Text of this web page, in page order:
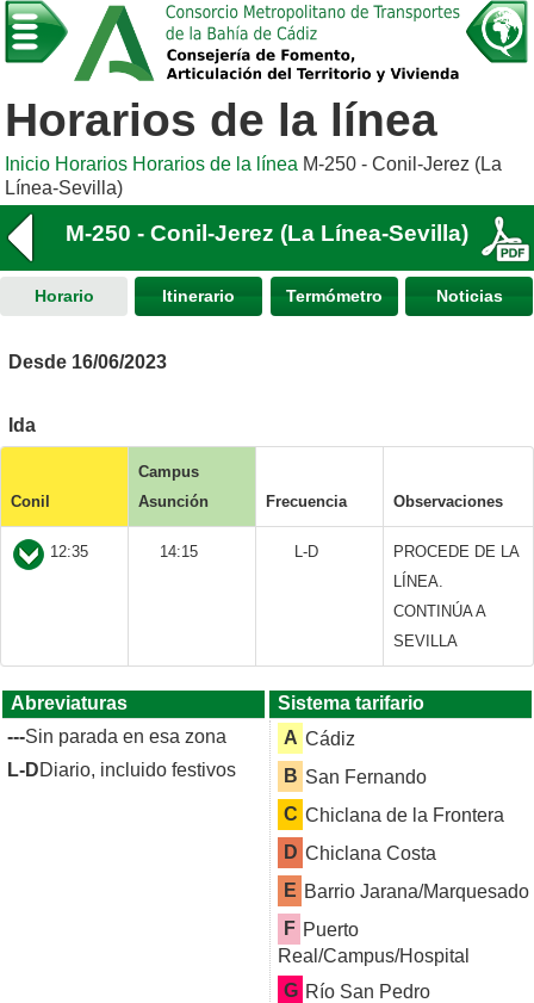
Horarios de la línea
Inicio Horarios Horarios de la línea M-250 - Conil-Jerez (La
Línea-Sevilla)
M-250 - Conil-Jerez (La Línea-Sevilla)
Horario Itinerario Termómetro Noticias
Desde 16/06/2023
Ida
Conil
Campus
Asunción
Frecuencia Observaciones
12:35 14:15 L-D
PROCEDE DE LA
LÍNEA.
CONTINÚA A
SEVILLA
Abreviaturas
---Sin parada en esa zona
L-DDiario, incluido festivos
Sistema tarifario
A Cádiz
B San Fernando
C Chiclana de la Frontera
D Chiclana Costa
E Barrio Jarana/Marquesado
F Puerto
Real/Campus/Hospital
G Río San Pedro